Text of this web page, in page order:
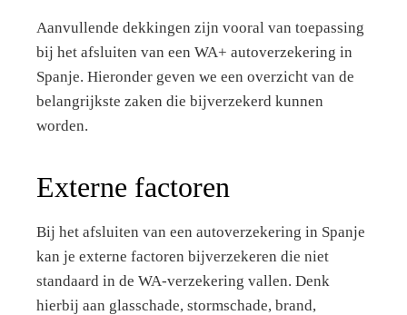
Aanvullende dekkingen zijn vooral van toepassing
bij het afsluiten van een WA+ autoverzekering in
Spanje. Hieronder geven we een overzicht van de
belangrijkste zaken die bijverzekerd kunnen
worden.
Externe factoren
Bij het afsluiten van een autoverzekering in Spanje
kan je externe factoren bijverzekeren die niet
standaard in de WA-verzekering vallen. Denk
hierbij aan glasschade, stormschade, brand,